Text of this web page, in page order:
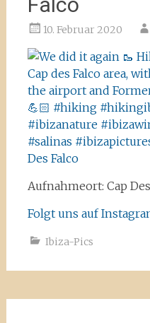
10. Februar 2020
Aufnahmeort: Cap
Folgt uns auf
Ibiza-Pics